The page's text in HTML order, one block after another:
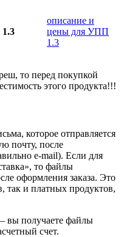
1.3
описание и
цены для УПП
1.3
то перед покупкой
этого продукта!!!
которое отправляется
почту, после
e-mail). Если для
то файлы
оформления заказа. Это
так и платных продуктов,
вы получаете файлы
счет.